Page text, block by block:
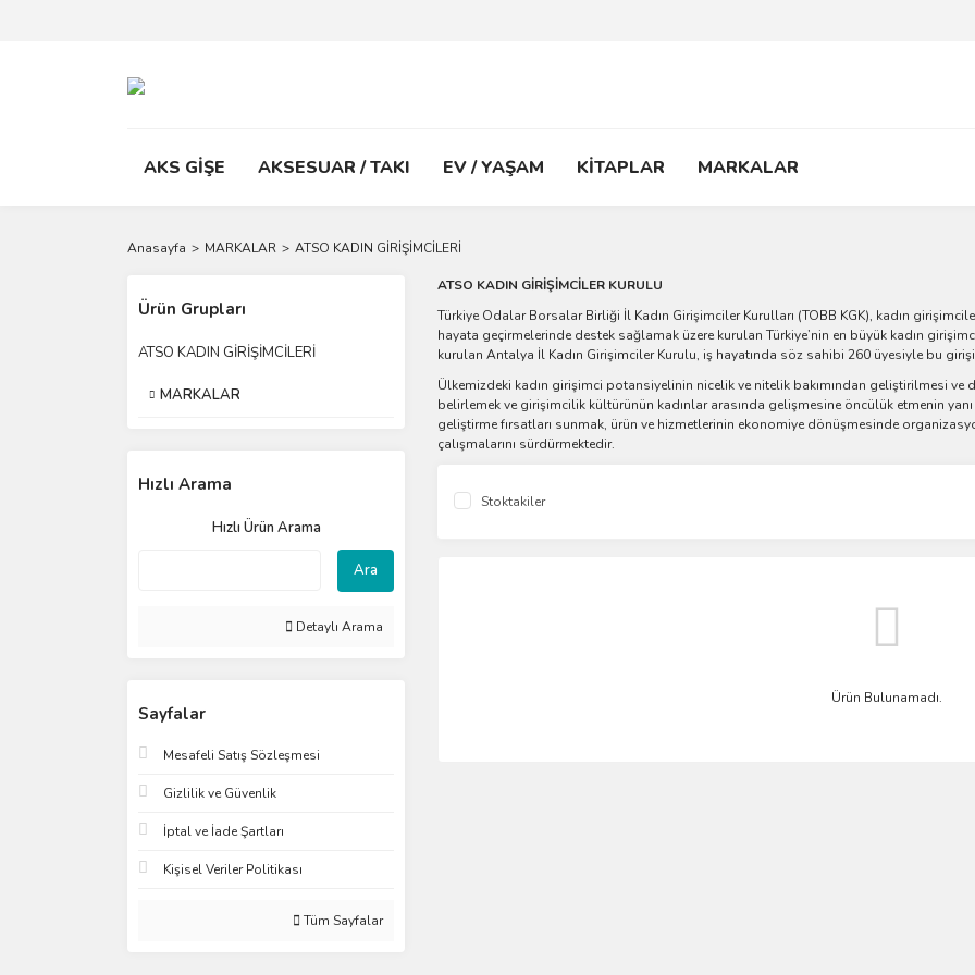
AKS GİŞE AKSESUAR / TAKI EV / YAŞAM KİTAPLAR MARKALAR
Anasayfa MARKALAR ATSO KADIN GİRİŞİMCİLERİ
Ürün Grupları
ATSO KADIN GİRİŞİMCİLERİ
MARKALAR
Hızlı Arama
Hızlı Ürün Arama
Ara
Detaylı Arama
Sayfalar
Mesafeli Satış Sözleşmesi
Gizlilik ve Güvenlik
İptal ve İade Şartları
Kişisel Veriler Politikası
Tüm Sayfalar
ATSO KADIN GİRİŞİMCİLER KURULU
Türkiye Odalar Borsalar Birliği İl Kadın Girişimciler Kurulları (TOBB KGK), kadın
hayata geçirmelerinde destek sağlamak üzere kurulan Türkiye’nin en büyük kadın
kurulan Antalya İl Kadın Girişimciler Kurulu, iş hayatında söz sahibi 260 üyesiyle bu
Ülkemizdeki kadın girişimci potansiyelinin nicelik ve nitelik bakımından geliştirilmesi ve
belirlemek ve girişimcilik kültürünün kadınlar arasında gelişmesine öncülük etmenin
geliştirme fırsatları sunmak, ürün ve hizmetlerinin ekonomiye dönüşmesinde
çalışmalarını sürdürmektedir.
Stoktakiler
Ürün Bulunamadı.